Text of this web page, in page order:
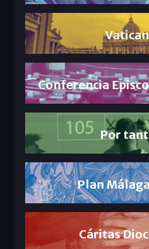
Conferencia
Por
Plan
Cáritas